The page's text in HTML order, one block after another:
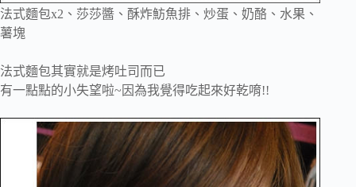
法式麵包x2、莎莎醬、酥炸魴魚排、炒蛋、奶酪、水果、
薯塊
法式麵包其實就是烤吐司而已
有一點點的小失望啦~因為我覺得吃起來好乾唷!!